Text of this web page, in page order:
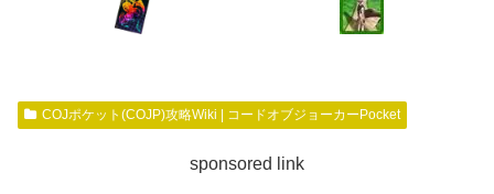
COJポケット(COJP)攻略Wiki | コードオブジョーカーPocket
sponsored link